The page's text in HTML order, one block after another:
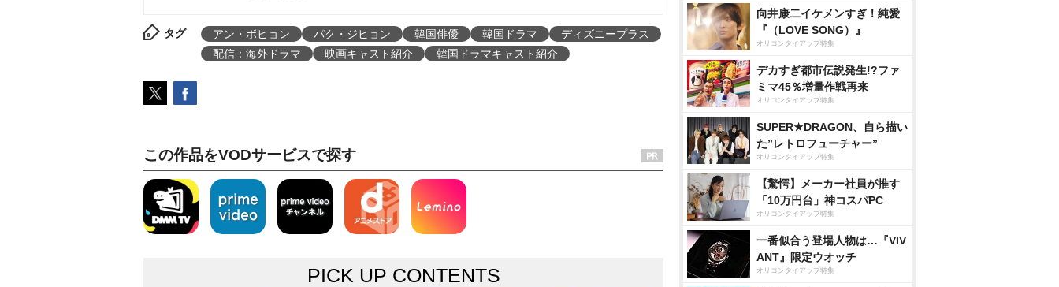
タグ アン・ボヒョン パク・ジヒョン 韓国俳優 韓国ドラマ
ディズニープラス
配信：海外ドラマ
映画キャスト紹介 韓国ドラマキャスト紹介
この作品をVODサービスで探す
PICK UP CONTENTS
向井康二イケメンすぎ！純愛
『（LOVE SONG）』
オリコンタイアップ特集
デカすぎ都市伝説発生!?ファ
ミマ45％増量作戦再来
オリコンタイアップ特集
SUPER★DRAGON、自ら描い
た”レトロフューチャー”
オリコンタイアップ特集
【驚愕】メーカー社員が推す
「10万円台」神コスパPC
オリコンタイアップ特集
一番似合う登場人物は…『VIV
ANT』限定ウオッチ
オリコンタイアップ特集